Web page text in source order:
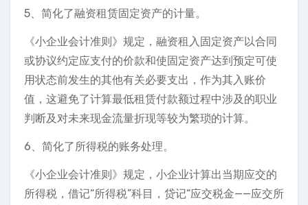
5、简化了融资租赁固定资产的计量。
《小企业会计准则》规定，融资租入固定资产以合同
或协议约定应支付的价款和使固定资产达到预定可使
用状态前发生的其他有关必要支出，作为其入账价
值，这避免了计算最低租赁付款额过程中涉及的职业
判断及对未来现金流量折现等较为繁琐的计算。
6、简化了所得税的账务处理。
《小企业会计准则》规定，小企业计算出当期应交的
所得税，借记“所得税”科目，贷记“应交税金——应交所